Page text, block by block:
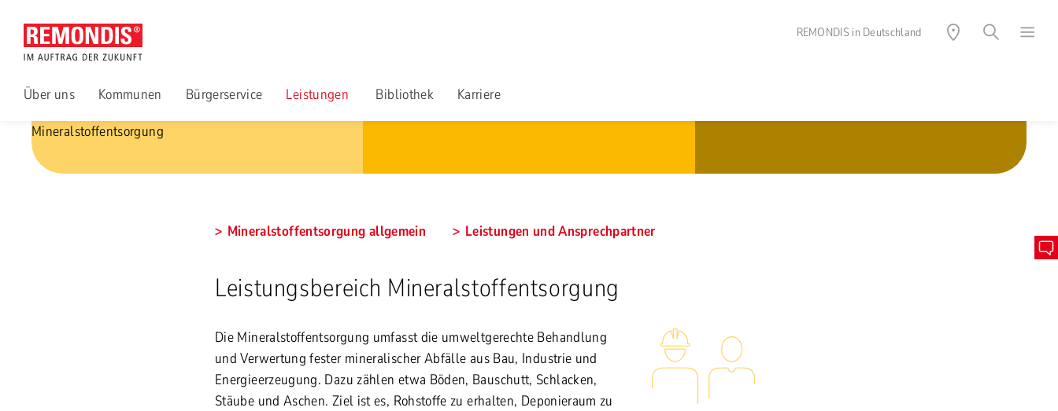
REMONDIS in Deutschland
Über uns Kommunen Bürgerservice Leistungen Bibliothek
Karriere
Mineralstoffentsorgung
Mineralstoffentsorgung allgemein Leistungen und Ansprechpartner
Leistungsbereich Mineralstoffentsorgung
Die Mineralstoffentsorgung umfasst die umweltgerechte Behandlung
und Verwertung fester mineralischer Abfälle aus Bau, Industrie und
Energieerzeugung. Dazu zählen etwa Böden, Bauschutt, Schlacken,
Stäube und Aschen. Ziel ist es, Rohstoffe zu erhalten, Deponieraum zu